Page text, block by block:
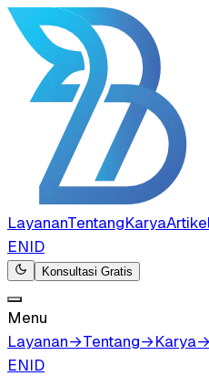
LayananTentangKarya
ENID
Konsultasi Gratis
Menu
Layanan→Tentang→Karya→
ENID